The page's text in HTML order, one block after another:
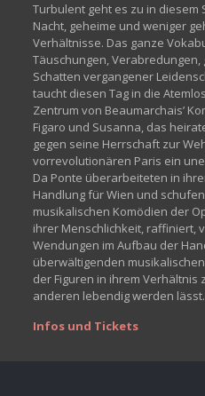
Turbulent geht es zu in diesem
Nacht, geheime und weniger
Verhältnisse. Das ganze
Täuschungen,
Schatten vergangener
taucht diesen Tag in die
Zentrum von Beaumarchais’
Figaro und Susanna, das
gegen seine Herrschaft zur
vorrevolutionären Paris ein
Da Ponte überarbeiteten in
Handlung für Wien und
musikalischen Komödien der
ihrer Menschlichkeit, raffiniert,
Wendungen im Aufbau der
überwältigenden
der Figuren in ihrem Verhältnis
anderen lebendig werden lässt.
Infos und Tickets